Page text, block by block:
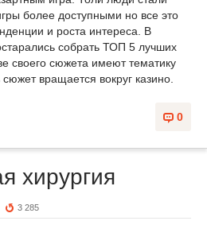
более доступными но все это
и роста интереса. В
собрать ТОП 5 лучших
своего сюжета имеют тематику
вращается вокруг казино.
0
хирургия
3 285